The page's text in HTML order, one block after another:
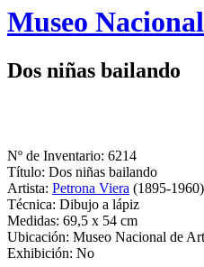
Logo
MNAV
Museo
Dos niñas bailando
Nº de Inventario: 6214
Título: Dos niñas bailando
Artista: Petrona Viera (1895-1960)
Técnica: Dibujo a lápiz
Medidas: 69,5 x 54 cm
Ubicación: Museo Nacional de
Exhibición: No